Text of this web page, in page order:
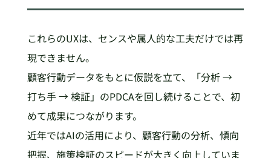
これらのUXは、センスや属人的な工夫だけでは再
現できません。
顧客行動データをもとに仮説を立て、「分析 →
打ち手 → 検証」のPDCAを回し続けることで、初
めて成果につながります。
近年ではAIの活用により、顧客行動の分析、傾向
把握、施策検証のスピードが大きく向上していま